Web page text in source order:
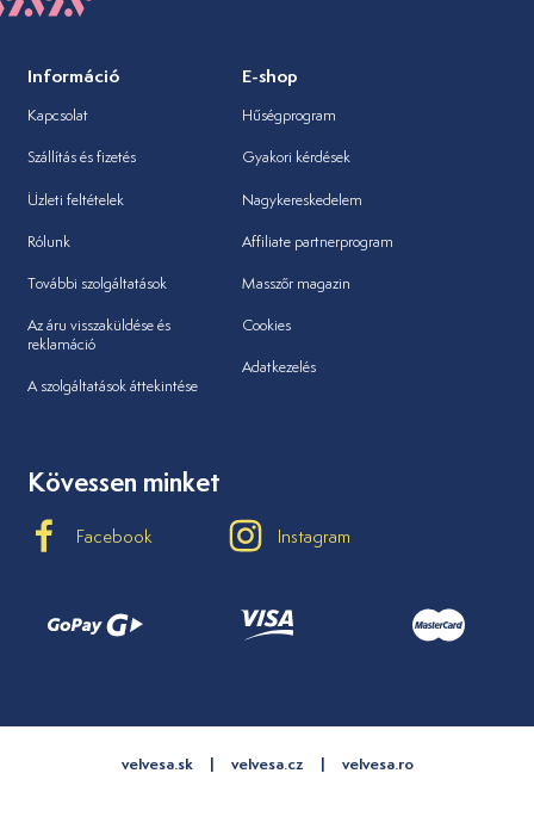
Információ
Kapcsolat
Szállítás és fizetés
Üzleti feltételek
Rólunk
További szolgáltatások
Az áru visszaküldése és
reklamáció
A szolgáltatások áttekintése
E-shop
Hűségprogram
Gyakori kérdések
Nagykereskedelem
Affiliate partnerprogram
Masszőr magazin
Cookies
Adatkezelés
Kövessen minket
Facebook Instagram
velvesa.sk velvesa.cz velvesa.ro